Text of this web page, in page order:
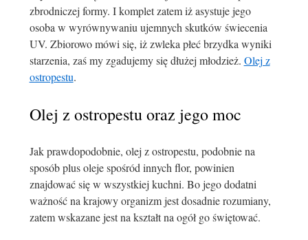
zbrodniczej formy. I komplet zatem iż asystuje jego
osoba w wyrównywaniu ujemnych skutków świecenia
UV. Zbiorowo mówi się, iż zwleka płeć brzydka wyniki
starzenia, zaś my zgadujemy się dłużej młodzież. Olej z
ostropestu.
Olej z ostropestu oraz jego moc
Jak prawdopodobnie, olej z ostropestu, podobnie na
sposób plus oleje spośród innych flor, powinien
znajdować się w wszystkiej kuchni. Bo jego dodatni
ważność na krajowy organizm jest dosadnie rozumiany,
zatem wskazane jest na kształt na ogół go świętować.